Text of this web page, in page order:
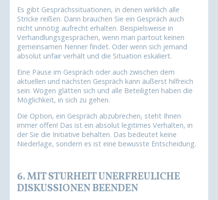
Es gibt Gesprächssituationen, in denen wirklich alle
Stricke reißen. Dann brauchen Sie ein Gespräch auch
nicht unnötig aufrecht erhalten. Beispielsweise in
Verhandlungsgesprächen, wenn man partout keinen
gemeinsamen Nenner findet. Oder wenn sich jemand
absolut unfair verhält und die Situation eskaliert.
Eine Pause im Gespräch oder auch zwischen dem
aktuellen und nächsten Gespräch kann äußerst hilfreich
sein. Wogen glätten sich und alle Beteiligten haben die
Möglichkeit, in sich zu gehen.
Die Option, ein Gespräch abzubrechen, steht Ihnen
immer offen! Das ist ein absolut legitimes Verhalten, in
der Sie die Initiative behalten. Das bedeutet keine
Niederlage, sondern es ist eine bewusste Entscheidung.
6. MIT STURHEIT UNERFREULICHE
DISKUSSIONEN BEENDEN